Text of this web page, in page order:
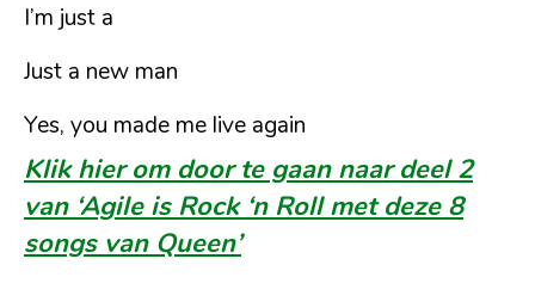
I’m just a
Just a new man
Yes, you made me live again
Klik hier om door te gaan naar deel 2
van ‘Agile is Rock ‘n Roll met deze 8
songs van Queen’